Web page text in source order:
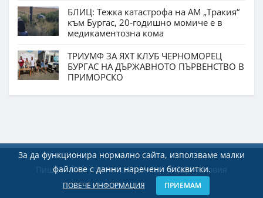
БЛИЦ: Тежка катастрофа на АМ „Тракия“
към Бургас, 20-годишно момиче е в
медикаментозна кома
ТРИУМФ ЗА ЯХТ КЛУБ ЧЕРНОМОРЕЦ
БУРГАС НА ДЪРЖАВНОТО ПЪРВЕНСТВО В
ПРИМОРСКО
За да функционира нормално сайта, използваме малки
файлове с данни наречени бисквитки.
ПОВЕЧЕ ИНФОРМАЦИЯ ПРИЕМАМ
Пишете ни Реклама Екип Общи условия